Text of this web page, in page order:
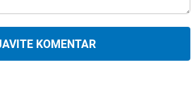
KOMENTAR